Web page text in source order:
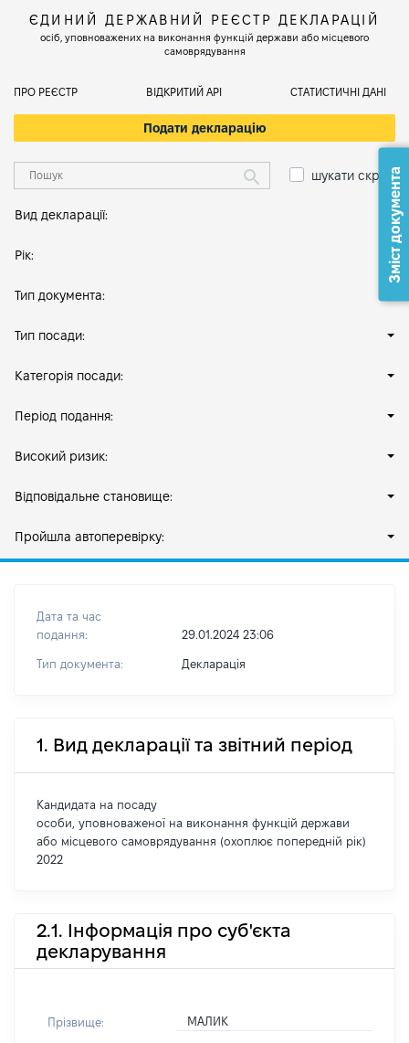
ЄДИНИЙ ДЕРЖАВНИЙ РЕЄСТР ДЕКЛАРАЦІЙ
осіб, уповноважених на виконання функцій держави або місцевого
самоврядування
ПРО РЕЄСТР ВІДКРИТИЙ АРІ СТАТИСТИЧНІ ДАНІ
Подати декларацію
шукати скрізь
Вид декларації:
Рік:
Тип документа:
Тип посади:
Категорія посади:
Період подання:
Високий ризик:
Відповідальне становище:
Пройшла автоперевірку:
Дата та час
подання:
29.01.2024 23:06
Тип документа: Декларація
1. Вид декларації та звітний період
Кандидата на посаду
особи, уповноваженої на виконання функцій держави
або місцевого самоврядування (охоплює попередній рік)
2022
2.1. Інформація про суб'єкта
декларування
Прізвище: МАЛИК
Зміст документа